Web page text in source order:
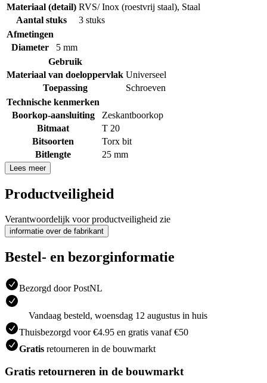
Materiaal (detail) RVS/ Inox (roestvrij staal), Staal
Aantal stuks
3 stuks
Afmetingen
Diameter
5 mm
Gebruik
Materiaal van doeloppervlak Universeel
Toepassing
Schroeven
Technische kenmerken
Boorkop-aansluiting
Zeskantboorkop
Bitmaat
T 20
Bitsoorten
Torx bit
Bitlengte
25 mm
Lees meer
Productveiligheid
Verantwoordelijk voor productveiligheid zie
informatie over de fabrikant
Bestel- en bezorginformatie
Bezorgd door PostNL
Vandaag besteld, woensdag 12 augustus in huis
Thuisbezorgd voor €4.95 en gratis vanaf €50
Gratis retourneren in de bouwmarkt
Gratis retourneren in de bouwmarkt